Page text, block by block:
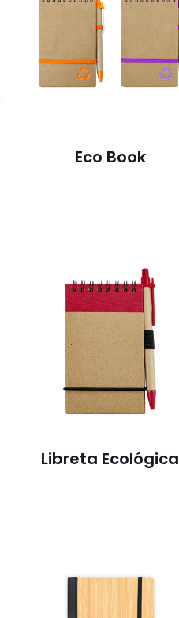
Eco Book
Libreta Ecológica